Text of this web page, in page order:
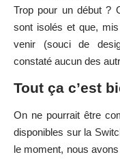
Trop pour un début ?
sont isolés et que,
venir (souci de
constaté aucun des
Tout ça c’est
On ne pourrait être
disponibles sur la
le moment, nous